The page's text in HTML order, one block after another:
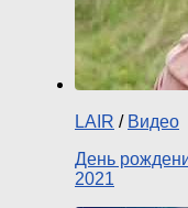
LAIR / Видео
День
2021